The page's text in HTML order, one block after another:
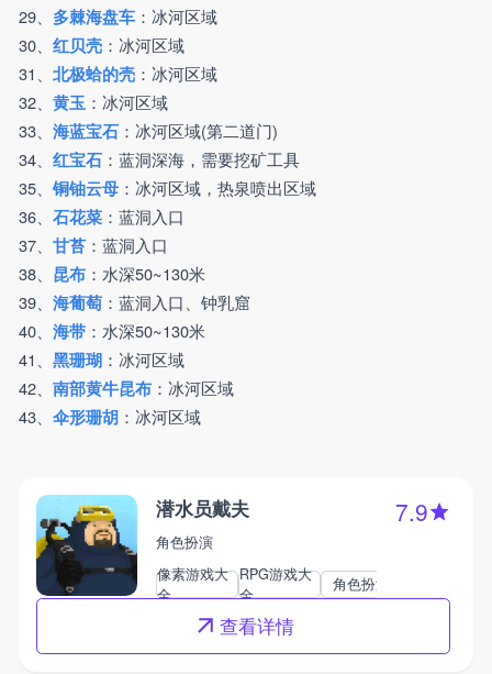
29、 多棘海盘车：冰河区域
30、 红贝壳：冰河区域
31、 北极蛤的壳：冰河区域
32、 黄玉 ：冰河区域
33、 海蓝宝石：冰河区域(第二道门)
34、 红宝石：蓝洞深海，需要挖矿工具
35、 铜铀云母：冰河区域，热泉喷出区域
36、 石花菜：蓝洞入口
37、 甘苔：蓝洞入口
38、 昆布：水深50~130米
39、 海葡萄：蓝洞入口、钟乳窟
40、 海带：水深50~130米
41、 黑珊瑚：冰河区域
42、 南部黄牛昆布：冰河区域
43、 伞形珊胡：冰河区域
潜水员戴夫
角色扮演
像素游戏大
全
RPG游戏大
全
角色扮演
7.9
查看详情